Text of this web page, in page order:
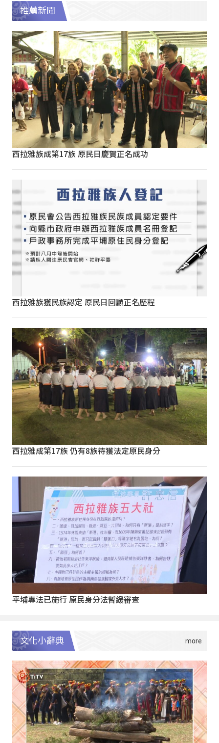
推薦新聞
西拉雅族成第17族 原民日慶賀正名成功
西拉雅族獲民族認定 原民日回顧正名歷程
西拉雅成第17族 仍有8族待獲法定原民身分
平埔專法已施行 原民身分法暫緩審查
文化小辭典